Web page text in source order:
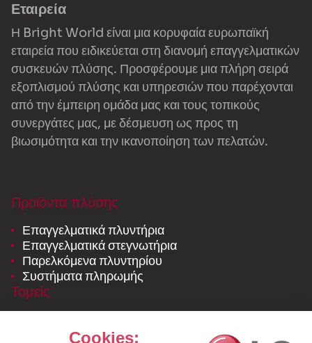
Εταιρεία
Η Bright World είναι μια κορυφαία ευρωπαϊκή
εταιρεία που ειδικεύεται στη διανομή επαγγελματικών
συσκευών πλύσης. Προσφέρουμε μια πλήρη σειρά
εξοπλισμού πλύσης και υπηρεσιών που παρέχονται
από την έμπειρη ομάδα μας και τους τοπικούς
συνεργάτες μας, με δέσμευση ως προς τη
βιωσιμότητα και την ικανοποίηση των πελατών.
Προϊόντα πλύσης
Επαγγελματικά πλυντήρια
Επαγγελματικά στεγνωτήρια
Παρελκόμενα πλυντηρίου
Συστήματα πληρωμής
Τομείς
Επαγγελματικά πλυντήρια ρούχων